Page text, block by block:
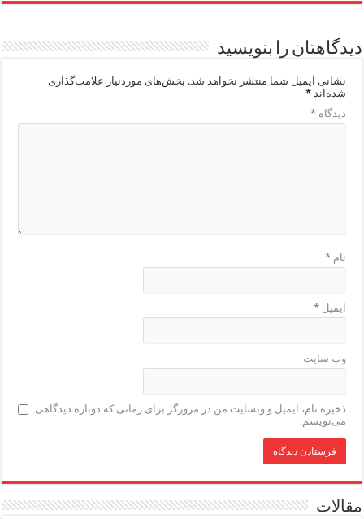
دیدگاهتان را بنویسید
نشانی ایمیل شما منتشر نخواهد شد. بخش‌های موردنیاز علامت‌گذاری
شده‌اند*
دیدگاه*
نام*
ایمیل*
وب‌ سایت
ذخیره نام، ایمیل و وبسایت من در مرورگر برای زمانی که دوباره دیدگاهی
می‌نویسم.
مقالات